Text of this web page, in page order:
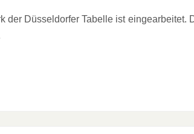
der Düsseldorfer Tabelle ist